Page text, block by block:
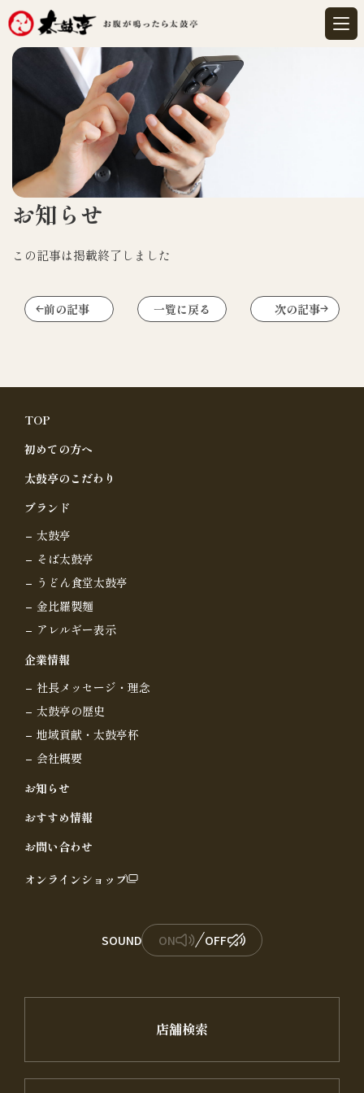
お知らせ
この記事は掲載終了しました
前の記事 一覧に戻る 次の記事
TOP
初めての方へ
太鼓亭のこだわり
ブランド
太鼓亭
そば太鼓亭
うどん食堂太鼓亭
金比羅製麺
アレルギー表示
企業情報
社長メッセージ・理念
太鼓亭の歴史
地域貢献・太鼓亭杯
会社概要
お知らせ
おすすめ情報
お問い合わせ
オンラインショップ
店舗検索
SOUND ON OFF